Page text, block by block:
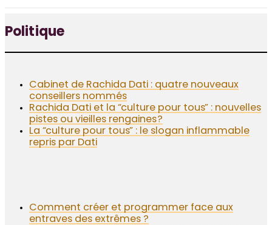
Politique
Cabinet de Rachida Dati : quatre nouveaux
conseillers nommés
Rachida Dati et la “culture pour tous” : nouvelles
pistes ou vieilles rengaines ?
La “culture pour tous” : le slogan inflammable
repris par Dati
Comment créer et programmer face aux
entraves des extrêmes ?